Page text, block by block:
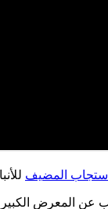
استجاب المضيف